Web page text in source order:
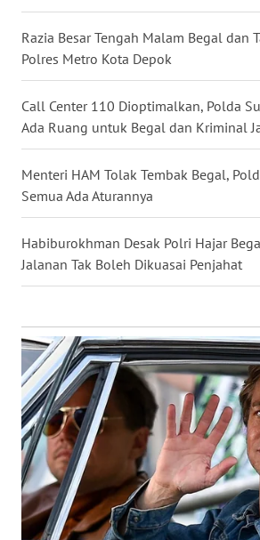
Razia Besar Tengah Malam Begal dan
Polres Metro Kota Depok
Call Center 110 Dioptimalkan, Polda
Ada Ruang untuk Begal dan Kriminal
Menteri HAM Tolak Tembak Begal,
Semua Ada Aturannya
Habiburokhman Desak Polri Hajar
Jalanan Tak Boleh Dikuasai Penjahat
NUSANTARA
JOGJA
WN
JATIM
WN
BALI
WN
WN
KALTENG
WN
KALTARA
WN
KALSEL